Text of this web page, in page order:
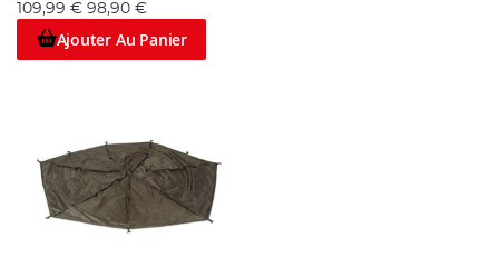
109,99 € 98,90 €
Ajouter Au Panier